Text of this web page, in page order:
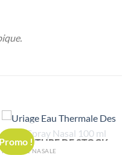
Promo !RUPTURE DE STOCK
HYGIÈNE NASALE